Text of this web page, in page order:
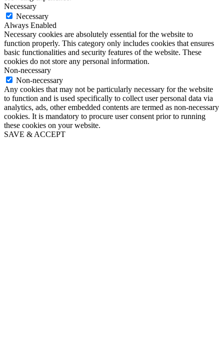
Necessary
Necessary
Always Enabled
Necessary cookies are absolutely essential for the website to
function properly. This category only includes cookies that ensures
basic functionalities and security features of the website. These
cookies do not store any personal information.
Non-necessary
Non-necessary
Any cookies that may not be particularly necessary for the website
to function and is used specifically to collect user personal data via
analytics, ads, other embedded contents are termed as non-necessary
cookies. It is mandatory to procure user consent prior to running
these cookies on your website.
SAVE & ACCEPT